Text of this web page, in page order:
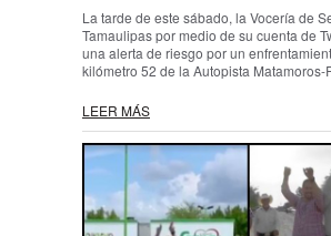
La tarde de este sábado, la Vocería de
Tamaulipas por medio de su cuenta de
una alerta de riesgo por un
kilómetro 52 de la Autopista Matamoros-
LEER MÁS